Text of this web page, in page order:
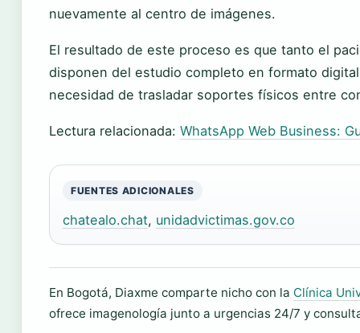
nuevamente al centro de imágenes.
El resultado de este proceso es que tanto el
disponen del estudio completo en formato
necesidad de trasladar soportes físicos entre
Lectura relacionada: WhatsApp Web Business:
FUENTES ADICIONALES
chatealo.chat, unidadvictimas.gov.co
En Bogotá, Diaxme comparte nicho con la Clínica
ofrece imagenología junto a urgencias 24/7 y